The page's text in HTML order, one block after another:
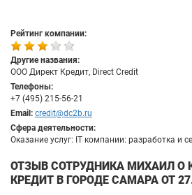
Рейтинг компании:
Другие названия:
ООО Директ Кредит, Direct Credit
Телефоны:
+7 (495) 215-56-21
Email: credit@dc2b.ru
Сфера деятельности:
Оказание услуг: IT компании: разработка и
ОТЗЫВ СОТРУДНИКА МИХАИЛ О
КРЕДИТ В ГОРОДЕ САМАРА ОТ